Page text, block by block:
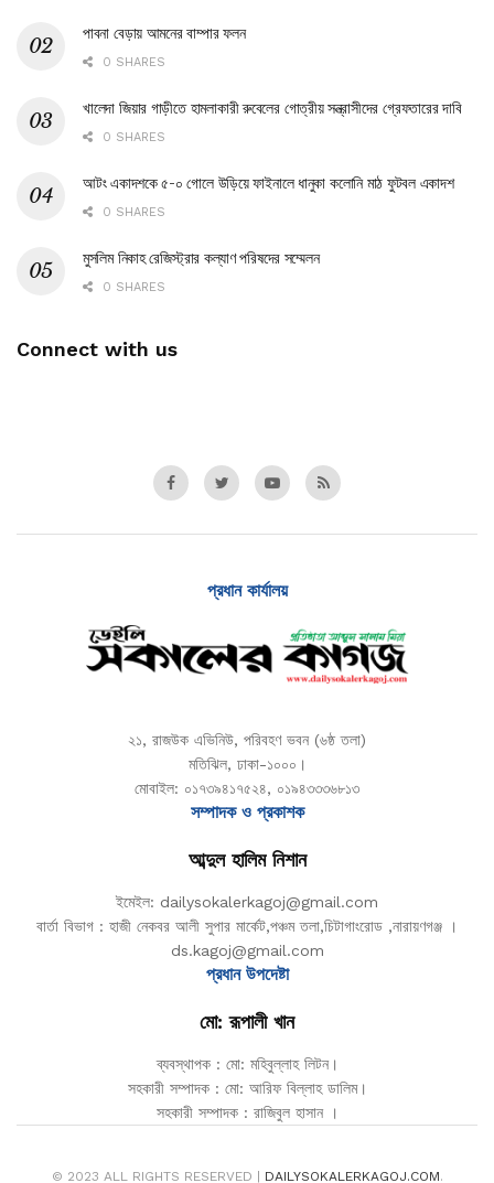
পাবনা বেড়ায় আমনের বাম্পার ফলন
0 SHARES
খালেদা জিয়ার গাড়ীতে হামলাকারী রুবেলের গোত্রীয় সন্ত্রাসীদের গ্রেফতারের দাবি
0 SHARES
আটং একাদশকে ৫-০ গোলে উড়িয়ে ফাইনালে ধানুকা কলোনি মাঠ ফুটবল একাদশ
0 SHARES
মুসলিম নিকাহ রেজিস্ট্রার কল্যাণ পরিষদের সম্মেলন
0 SHARES
Connect with us
প্রধান কার্যালয়
২১, রাজউক এভিনিউ, পরিবহণ ভবন (৬ষ্ঠ তলা)
মতিঝিল, ঢাকা-১০০০।
মোবাইল: ০১৭৩৯৪১৭৫২৪, ০১৯৪৩৩৩৬৮১৩
সম্পাদক ও প্রকাশক
আব্দুল হালিম নিশান
ইমেইল: dailysokalerkagoj@gmail.com
বার্তা বিভাগ : হাজী নেকবর আলী সুপার মার্কেট,পঞ্চম তলা,চিটাগাংরোড ,নারায়ণগঞ্জ ।
ds.kagoj@gmail.com
প্রধান উপদেষ্টা
মো: রূপালী খান
ব্যবস্থাপক : মো: মহিবুল্লাহ লিটন।
সহকারী সম্পাদক : মো: আরিফ বিল্লাহ ডালিম।
সহকারী সম্পাদক : রাজিবুল হাসান ।
© 2023 ALL RIGHTS RESERVED | DAILYSOKALERKAGOJ.COM.